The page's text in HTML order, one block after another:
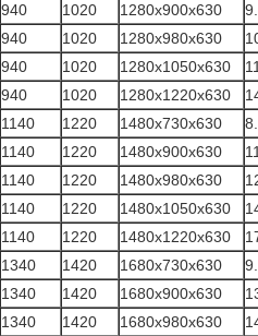
940 1020 1280x900x630
940 1020 1280x980x630
940 1020 1280x1050x630
940 1020 1280x1220x630
1140 1220 1480x730x630
1140 1220 1480x900x630
1140 1220 1480x980x630
1140 1220 1480x1050x630
1140 1220 1480x1220x630
1340 1420 1680x730x630
1340 1420 1680x900x630
1340 1420 1680x980x630